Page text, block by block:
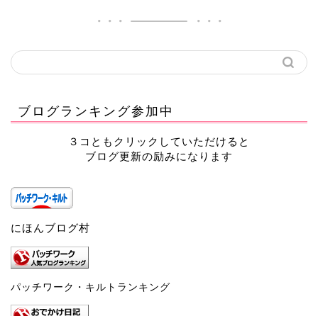
ブログランキング参加中
３コともクリックしていただけると
ブログ更新の励みになります
にほんブログ村
パッチワーク・キルトランキング